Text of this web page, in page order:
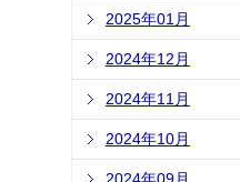
2025年01月
2024年12月
2024年11月
2024年10月